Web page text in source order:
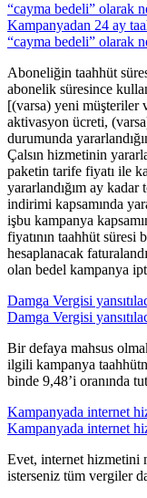
“cayma bedeli” olarak
Kampanyadan 24 ay
“cayma bedeli” olarak
​Aboneliğin taahhüt
abonelik süresince
[(varsa) yeni müşteriler
aktivasyon ücreti,
durumunda
Çalsın hizmetinin
paketin tarife fiyatı ile
yararlandığım ay kadar
indirimi kapsamında
işbu kampanya
fiyatının taahhüt süresi
hesaplanacak
olan bedel kampanya
Damga Vergisi
Damga Vergisi
​Bir defaya mahsus
ilgili kampanya
binde 9,48’i oranında
Kampanyada internet
Kampanyada internet
​Evet, internet hizmetini
isterseniz tüm vergiler